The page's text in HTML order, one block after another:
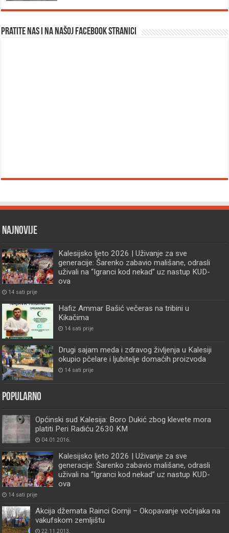
Pratite nas i na našoj facebook stranici
Najnovije
Kalesijsko ljeto 2026 | Uživanje za sve
generacije: Šarenko zabavio mališane, odrasli
uživali na “Igranci kod nekad” uz nastup KUD-
ova
14 sati prije
Hafiz Ammar Bašić večeras na tribini u
Kikačima
14 sati prije
Drugi sajam meda i zdravog življenja u Kalesiji
okupio pčelare i ljubitelje domaćih proizvoda
14 sati prije
Popularno
Općinski sud Kalesija: Boro Dukić zbog klevete mora
platiti Peri Radiću 2630 KM
04.01.2016.
Kalesijsko ljeto 2026 | Uživanje za sve
generacije: Šarenko zabavio mališane, odrasli
uživali na “Igranci kod nekad” uz nastup KUD-
ova
14 sati prije
Akcija džemata Rainci Gornji – Okopavanje voćnjaka na
vakufskom zemljištu
22.11.2013.